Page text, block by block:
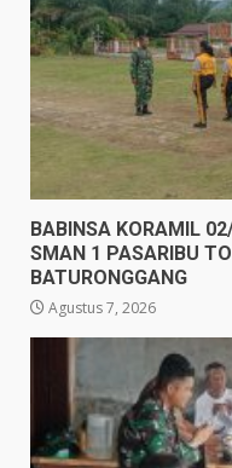
BABINSA KORAMIL
SMAN 1 PASARIBU
BATURONGGANG
Agustus 7, 2026